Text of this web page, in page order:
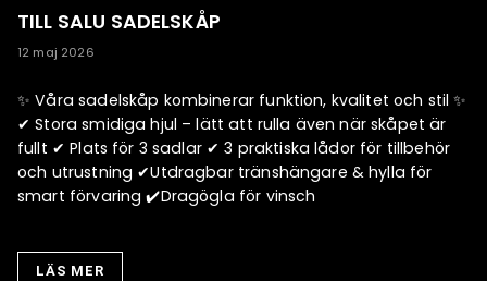
TILL SALU SADELSKÅP
12 maj 2026
✨ Våra sadelskåp kombinerar funktion, kvalitet och stil ✨
✔ Stora smidiga hjul – lätt att rulla även när skåpet är
fullt ✔ Plats för 3 sadlar ✔ 3 praktiska lådor för tillbehör
och utrustning ✔Utdragbar tränshängare & hylla för
smart förvaring ✔️Dragögla för vinsch
LÄS MER